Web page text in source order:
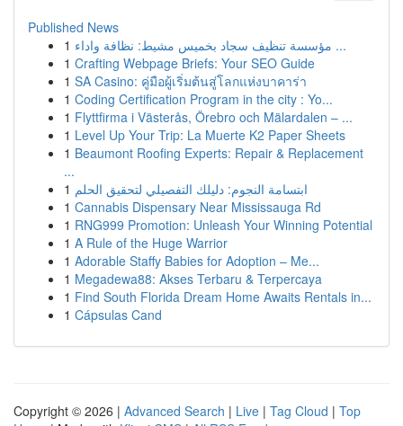
Published News
1
مؤسسة تنظيف سجاد بخميس مشيط: نظافة واداء ...
1 Crafting Webpage Briefs: Your SEO Guide
1 SA Casino: คู่มือผู้เริ่มต้นสู่โลกแห่งบาคาร่า
1 Coding Certification Program in the city : Yo...
1 Flyttfirma i Västerås, Örebro och Mälardalen – ...
1 Level Up Your Trip: La Muerte K2 Paper Sheets
1 Beaumont Roofing Experts: Repair & Replacement
...
1 ابتسامة النجوم: دليلك التفصيلي لتحقيق الحلم
1 Cannabis Dispensary Near Mississauga Rd
1 RNG999 Promotion: Unleash Your Winning Potential
1 A Rule of the Huge Warrior
1 Adorable Staffy Babies for Adoption – Me...
1 Megadewa88: Akses Terbaru & Terpercaya
1 Find South Florida Dream Home Awaits Rentals in...
1 Cápsulas Cand
Copyright © 2026 | Advanced Search | Live | Tag Cloud | Top